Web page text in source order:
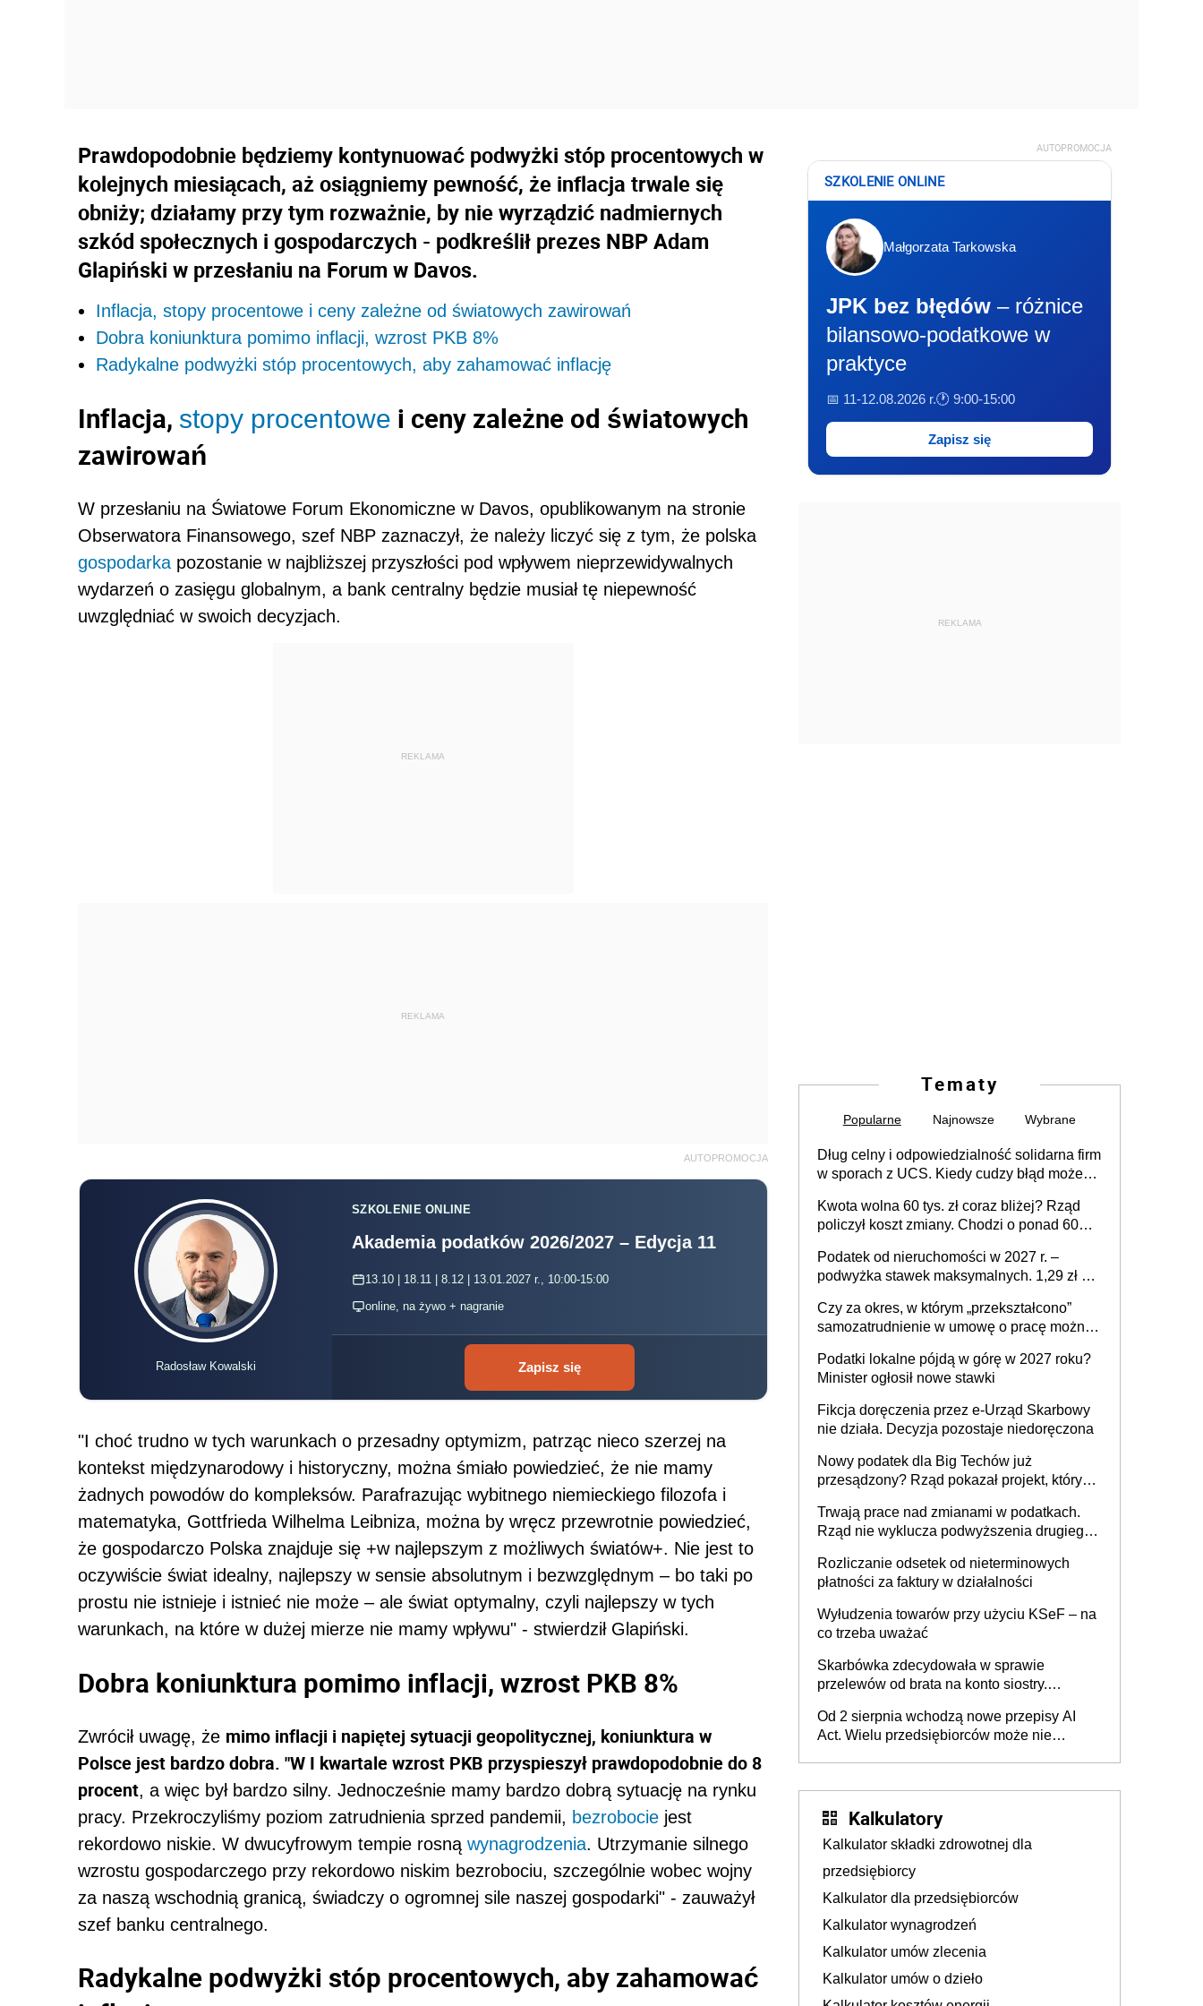
Prawdopodobnie będziemy kontynuować podwyżki stóp procentowych w
kolejnych miesiącach, aż osiągniemy pewność, że inflacja trwale się
obniży; działamy przy tym rozważnie, by nie wyrządzić nadmiernych
szkód społecznych i gospodarczych - podkreślił prezes NBP Adam
Glapiński w przesłaniu na Forum w Davos.
Inflacja, stopy procentowe i ceny zależne od światowych zawirowań
Dobra koniunktura pomimo inflacji, wzrost PKB 8%
Radykalne podwyżki stóp procentowych, aby zahamować inflację
Inflacja, stopy procentowe i ceny zależne od światowych
zawirowań
W przesłaniu na Światowe Forum Ekonomiczne w Davos, opublikowanym na stronie
Obserwatora Finansowego, szef NBP zaznaczył, że należy liczyć się z tym, że polska
gospodarka pozostanie w najbliższej przyszłości pod wpływem nieprzewidywalnych
wydarzeń o zasięgu globalnym, a bank centralny będzie musiał tę niepewność
uwzględniać w swoich decyzjach.
REKLAMA
REKLAMA
AUTOPROMOCJA
Radosław Kowalski
SZKOLENIE ONLINE
Akademia podatków 2026/2027 – Edycja 11
13.10 | 18.11 | 8.12 | 13.01.2027 r., 10:00-15:00
online, na żywo + nagranie
Zapisz się
"I choć trudno w tych warunkach o przesadny optymizm, patrząc nieco szerzej na
kontekst międzynarodowy i historyczny, można śmiało powiedzieć, że nie mamy
żadnych powodów do kompleksów. Parafrazując wybitnego niemieckiego filozofa i
matematyka, Gottfrieda Wilhelma Leibniza, można by wręcz przewrotnie powiedzieć,
że gospodarczo Polska znajduje się +w najlepszym z możliwych światów+. Nie jest to
oczywiście świat idealny, najlepszy w sensie absolutnym i bezwzględnym – bo taki po
prostu nie istnieje i istnieć nie może – ale świat optymalny, czyli najlepszy w tych
warunkach, na które w dużej mierze nie mamy wpływu" - stwierdził Glapiński.
Dobra koniunktura pomimo inflacji, wzrost PKB 8%
Zwrócił uwagę, że mimo inflacji i napiętej sytuacji geopolitycznej, koniunktura w
Polsce jest bardzo dobra. "W I kwartale wzrost PKB przyspieszył prawdopodobnie do 8
procent, a więc był bardzo silny. Jednocześnie mamy bardzo dobrą sytuację na rynku
pracy. Przekroczyliśmy poziom zatrudnienia sprzed pandemii, bezrobocie jest
rekordowo niskie. W dwucyfrowym tempie rosną wynagrodzenia. Utrzymanie silnego
wzrostu gospodarczego przy rekordowo niskim bezrobociu, szczególnie wobec wojny
za naszą wschodnią granicą, świadczy o ogromnej sile naszej gospodarki" - zauważył
szef banku centralnego.
Radykalne podwyżki stóp procentowych, aby zahamować
AUTOPROMOCJA
SZKOLENIE ONLINE
Małgorzata Tarkowska
JPK bez błędów – różnice
bilansowo-podatkowe w
praktyce
📅 11-12.08.2026 r.🕐 9:00-15:00
Zapisz się
REKLAMA
Tematy
Popularne Najnowsze Wybrane
Dług celny i odpowiedzialność solidarna firm
w sporach z UCS. Kiedy cudzy błąd może
Kwota wolna 60 tys. zł coraz bliżej? Rząd
policzył koszt zmiany. Chodzi o ponad 60
Podatek od nieruchomości w 2027 r. –
podwyżka stawek maksymalnych. 1,29 zł za
budynków i lokali związanych z
prowadzeniem działalności gospodarczej
Czy za okres, w którym „przekształcono”
samozatrudnienie w umowę o pracę można
umowy cywilnoprawnej jedynym
racjonalnym wyjściem
Podatki lokalne pójdą w górę w 2027 roku?
Minister ogłosił nowe stawki
Fikcja doręczenia przez e-Urząd Skarbowy
nie działa. Decyzja pozostaje niedoręczona
Nowy podatek dla Big Techów już
przesądzony? Rząd pokazał projekt, który
Trwają prace nad zmianami w podatkach.
Rząd nie wyklucza podwyższenia drugiego
Rozliczanie odsetek od nieterminowych
płatności za faktury w działalności
Wyłudzenia towarów przy użyciu KSeF – na
co trzeba uważać
Skarbówka zdecydowała w sprawie
przelewów od brata na konto siostry.
darowizna, ale podatku jednak nie będzie
Od 2 sierpnia wchodzą nowe przepisy AI
Act. Wielu przedsiębiorców może nie
Kalkulatory
Kalkulator składki zdrowotnej dla
przedsiębiorcy
Kalkulator dla przedsiębiorców
Kalkulator wynagrodzeń
Kalkulator umów zlecenia
Kalkulator umów o dzieło